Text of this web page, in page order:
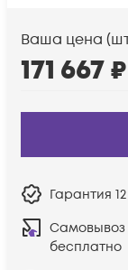
Ваша цена
171 667₽
Гарантия
Самовывоз
бесплатно